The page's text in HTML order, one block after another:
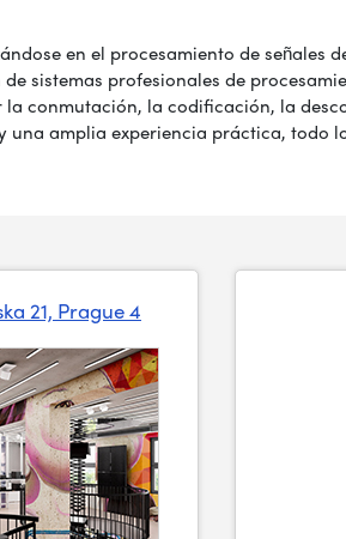
en el procesamiento de
sistemas profesionales de
la conmutación, la codificación, la
una amplia experiencia práctica,
21, Prague 4